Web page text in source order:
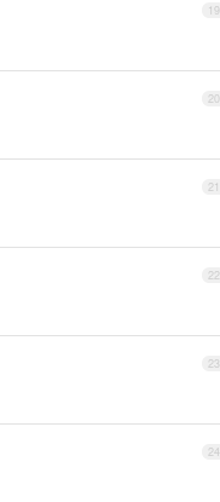
19
20
21
22
23
24